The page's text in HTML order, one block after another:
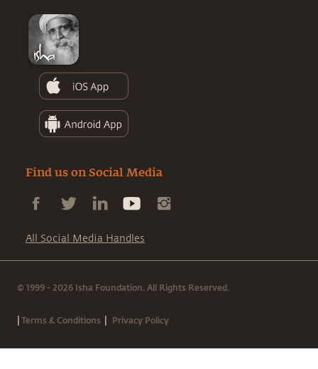
Find us on Social Media
All Social Media Handles
© 1999 - 2026 Isha Foundation. All Rights Reserved.
|Terms & Conditions | Privacy Policy